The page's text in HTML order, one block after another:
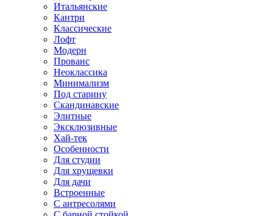
Итальянские
Кантри
Классические
Лофт
Модерн
Прованс
Неоклассика
Минимализм
Под старину
Скандинавские
Элитные
Эксклюзивные
Хай-тек
Особенности
Для студии
Для хрущевки
Для дачи
Встроенные
С антресолями